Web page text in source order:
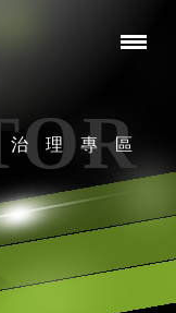
理專區